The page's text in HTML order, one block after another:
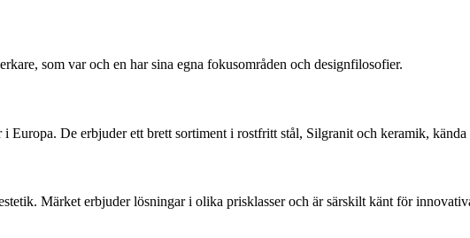
som var och en har sina egna fokusområden och designfilosofier.
Europa. De erbjuder ett brett sortiment i rostfritt stål, Silgranit och keramik,
Märket erbjuder lösningar i olika prisklasser och är särskilt känt för